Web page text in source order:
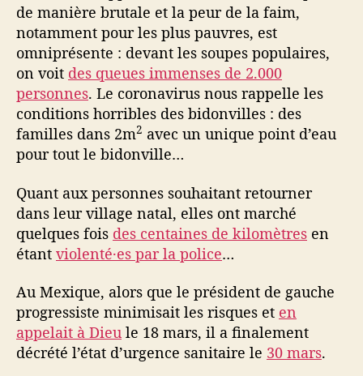
e
e
c
o
r
o
v
u
é
v
o
i
de manière brutale et la peur de la faim,
notamment pour les plus pauvres, est
omniprésente : devant les soupes populaires,
on voit des queues immenses de 2.000
personnes. Le coronavirus nous rappelle les
conditions horribles des bidonvilles : des
familles dans 2m2 avec un unique point d’eau
pour tout le bidonville…
Quant aux personnes souhaitant retourner
dans leur village natal, elles ont marché
quelques fois des centaines de kilomètres en
étant violenté·es par la police…
Au Mexique, alors que le président de gauche
progressiste minimisait les risques et en
appelait à Dieu le 18 mars, il a finalement
décrété l’état d’urgence sanitaire le 30 mars.